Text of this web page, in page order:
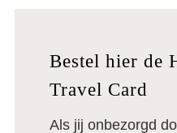
Bestel hier de
Travel Card
Als jij onbezorgd